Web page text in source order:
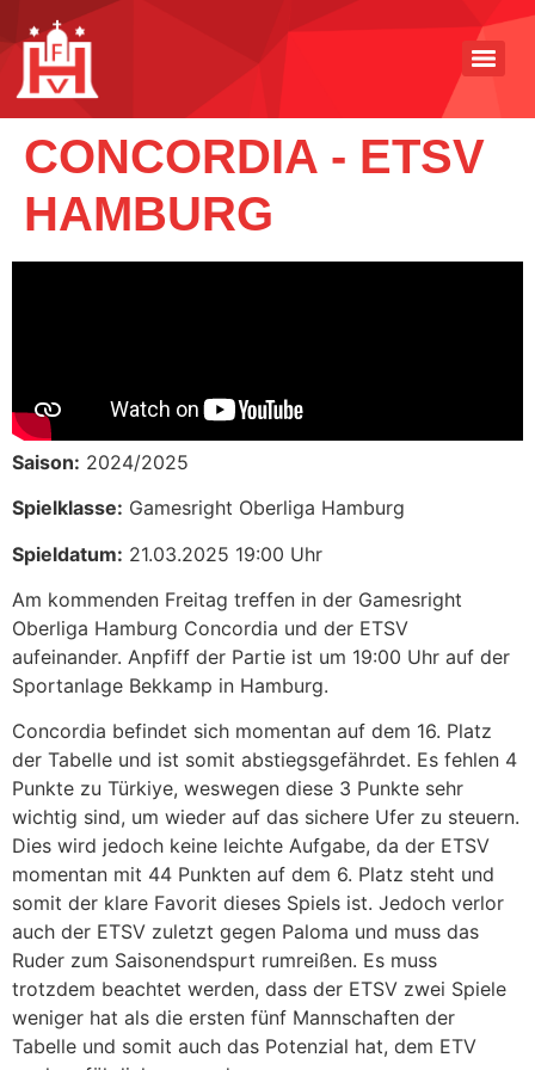
CONCORDIA - ETSV
HAMBURG
Saison: 2024/2025
Spielklasse: Gamesright Oberliga Hamburg
Spieldatum: 21.03.2025 19:00 Uhr
Am kommenden Freitag treffen in der Gamesright
Oberliga Hamburg Concordia und der ETSV
aufeinander. Anpfiff der Partie ist um 19:00 Uhr auf der
Sportanlage Bekkamp in Hamburg.
Concordia befindet sich momentan auf dem 16. Platz
der Tabelle und ist somit abstiegsgefährdet. Es fehlen 4
Punkte zu Türkiye, weswegen diese 3 Punkte sehr
wichtig sind, um wieder auf das sichere Ufer zu steuern.
Dies wird jedoch keine leichte Aufgabe, da der ETSV
momentan mit 44 Punkten auf dem 6. Platz steht und
somit der klare Favorit dieses Spiels ist. Jedoch verlor
auch der ETSV zuletzt gegen Paloma und muss das
Ruder zum Saisonendspurt rumreißen. Es muss
trotzdem beachtet werden, dass der ETSV zwei Spiele
weniger hat als die ersten fünf Mannschaften der
Tabelle und somit auch das Potenzial hat, dem ETV